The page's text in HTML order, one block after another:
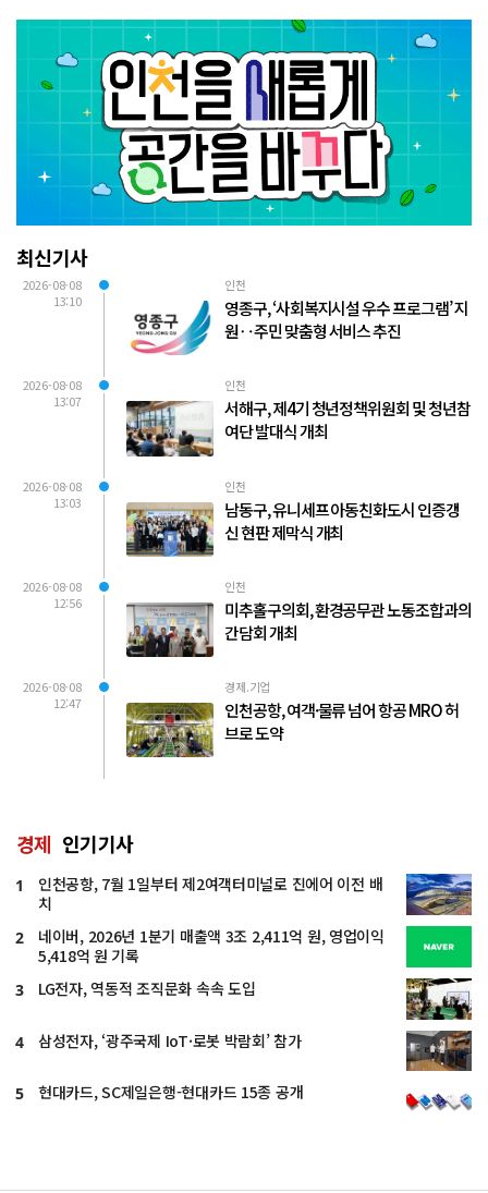
최신기사
2026-08-08
13:10
인천
영종구, ‘사회복지시설 우수 프로그램’ 지
원‥주민 맞춤형 서비스 추진
2026-08-08
13:07
인천
서해구, 제4기 청년정책위원회 및 청년참
여단 발대식 개최
2026-08-08
13:03
인천
남동구, 유니세프 아동친화도시 인증갱
신 현판 제막식 개최
2026-08-08
12:56
인천
미추홀구의회, 환경공무관 노동조합과의
간담회 개최
2026-08-08
12:47
경제.기업
인천공항, 여객·물류 넘어 항공 MRO 허
브로 도약
경제 인기기사
1
인천공항, 7월 1일부터 제2여객터미널로 진에어 이전 배
치
2
네이버, 2026년 1분기 매출액 3조 2,411억 원, 영업이익
5,418억 원 기록
3 LG전자, 역동적 조직문화 속속 도입
4 삼성전자, ‘광주국제 IoT·로봇 박람회’ 참가
5 현대카드, SC제일은행-현대카드 15종 공개